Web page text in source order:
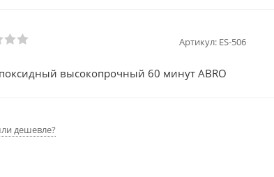
Артикул: ES-506
высокопрочный 60 минут ABRO
дешевле?